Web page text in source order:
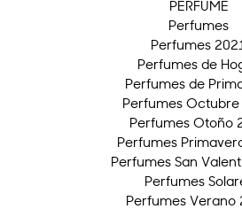
PERFUME
Perfumes
Perfumes 2021
Perfumes de
Perfumes de
Perfumes
Perfumes Otoño
Perfumes
Perfumes San
Perfumes
Perfumes Verano